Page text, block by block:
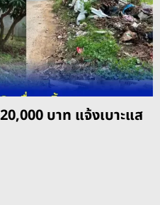
บาท แจ้งเบาะแส